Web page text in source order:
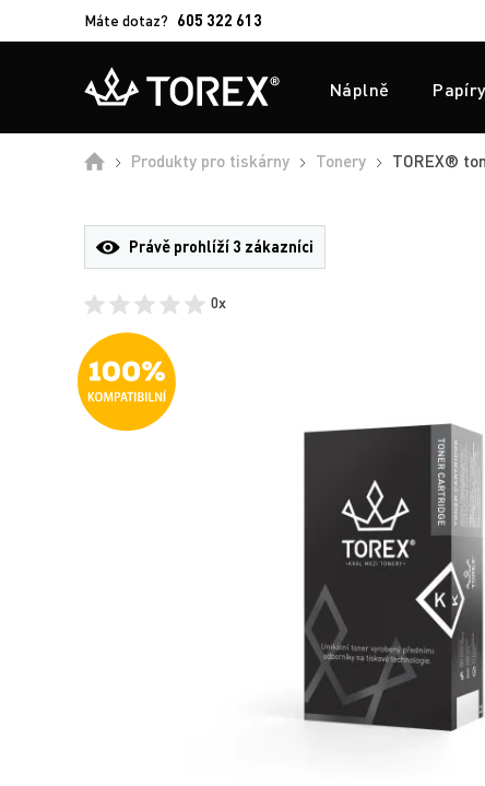
Máte dotaz? 605 322 613
Náplně Papíry
ÚvodProdukty pro tiskárny Tonery TOREX®
Právě prohlíží 3 zákazníci
0x